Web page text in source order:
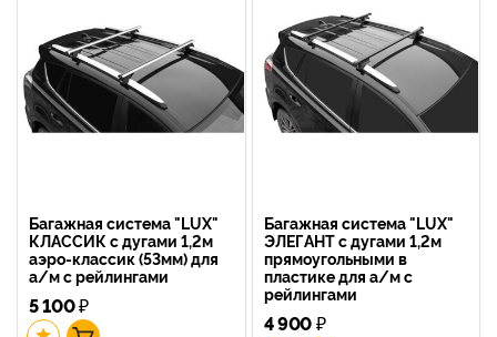
Багажная система "LUX"
КЛАССИК с дугами 1,2м
аэро-классик (53мм) для
а/м с рейлингами
5 100₽
Багажная система "LUX"
ЭЛЕГАНТ с дугами 1,2м
прямоугольными в
пластике для а/м с
рейлингами
4 900₽